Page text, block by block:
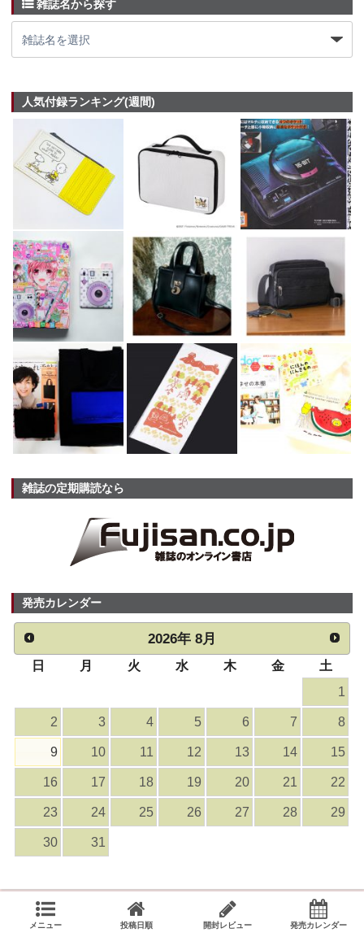
雑誌名から探す
人気付録ランキング(週間)
雑誌の定期購読なら
発売カレンダー
2026年 8月
日 月 火 水 木 金
土
1
2 3 4 5 6 7 8
9 10 11 12 13 14 15
16 17 18 19 20 21 22
23 24 25 26 27 28 29
30 31
メニュー 投稿日順 開封レビュー 発売カレンダー